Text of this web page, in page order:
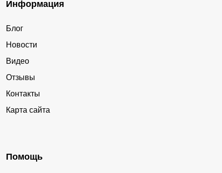
Информация
Блог
Новости
Видео
Отзывы
Контакты
Карта сайта
Помощь